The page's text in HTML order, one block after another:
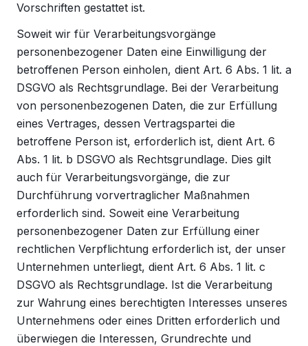
Vorschriften gestattet ist.
Soweit wir für Verarbeitungsvorgänge
personenbezogener Daten eine Einwilligung der
betroffenen Person einholen, dient Art. 6 Abs. 1 lit. a
DSGVO als Rechtsgrundlage. Bei der Verarbeitung
von personenbezogenen Daten, die zur Erfüllung
eines Vertrages, dessen Vertragspartei die
betroffene Person ist, erforderlich ist, dient Art. 6
Abs. 1 lit. b DSGVO als Rechtsgrundlage. Dies gilt
auch für Verarbeitungsvorgänge, die zur
Durchführung vorvertraglicher Maßnahmen
erforderlich sind. Soweit eine Verarbeitung
personenbezogener Daten zur Erfüllung einer
rechtlichen Verpflichtung erforderlich ist, der unser
Unternehmen unterliegt, dient Art. 6 Abs. 1 lit. c
DSGVO als Rechtsgrundlage. Ist die Verarbeitung
zur Wahrung eines berechtigten Interesses unseres
Unternehmens oder eines Dritten erforderlich und
überwiegen die Interessen, Grundrechte und